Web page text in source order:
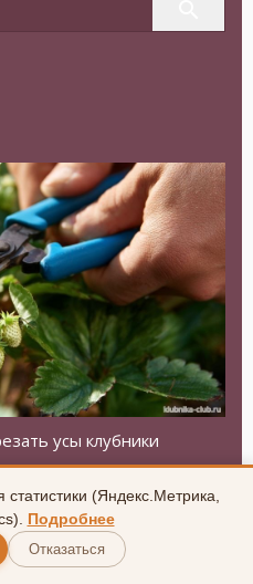
(Яндекс.Метрика,
Подробнее
Отказаться
усы клубники